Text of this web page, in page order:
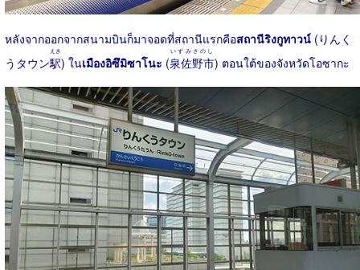
หลังจากออกจากสนามบินก็มาจอดที่สถานีแรกคือสถานีริงกูทาวน์ (りんく
うタウン駅
えき
) ในเมืองอิซึมิซาโนะ (泉佐野市
いずみさのし
) ตอนใต้ของจังหวัดโอซากะ